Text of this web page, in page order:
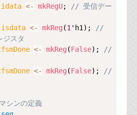
idata <- mkRegU;
// 受信デー
isdata <- mkReg (1 'h1);
//
ジスタ
<- mkReg (False);
//
<- mkReg (False);
//
シンの定義